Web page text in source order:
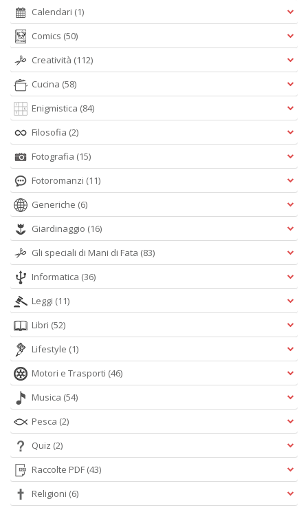
Calendari (1)
Comics (50)
Creatività (112)
Cucina (58)
Enigmistica (84)
Filosofia (2)
Fotografia (15)
Fotoromanzi (11)
Generiche (6)
Giardinaggio (16)
Gli speciali di Mani di Fata (83)
Informatica (36)
Leggi (11)
Libri (52)
Lifestyle (1)
Motori e Trasporti (46)
Musica (54)
Pesca (2)
Quiz (2)
Raccolte PDF (43)
Religioni (6)